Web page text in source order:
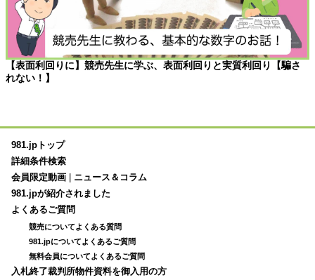
【表面利回りに】競売先生に学ぶ、表面利回りと実質利回り【騙さ
れない！】
981.jpトップ
詳細条件検索
会員限定動画
ニュース＆コラム
981.jpが紹介されました
よくあるご質問
競売についてよくある質問
981.jpについてよくあるご質問
無料会員についてよくあるご質問
入札終了裁判所物件資料を御入用の方